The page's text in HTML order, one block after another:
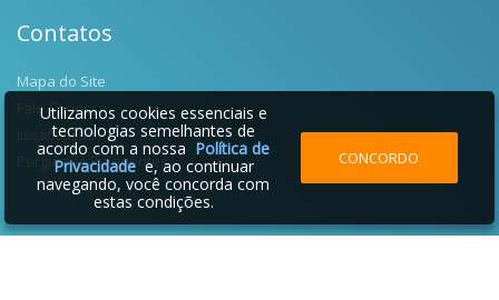
Contatos
Mapa do Site
Fale Conosco
Localização
Perguntas Frequentes
Utilizamos cookies essenciais e
tecnologias semelhantes de
acordo com a nossa Política de
Privacidadee, ao continuar
navegando, você concorda com
estas condições.
CONCORDO